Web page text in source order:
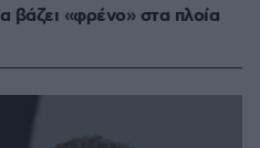
«φρένο» στα πλοία